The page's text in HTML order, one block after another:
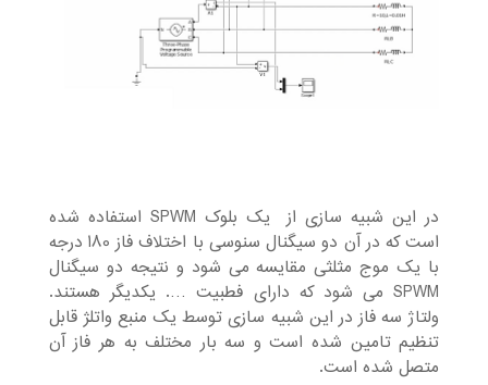
در این شبیه سازی از یک بلوک SPWM استفاده شده
است که در آن دو سیگنال سنوسی با اختلاف فاز 180 درجه
با یک موج مثلثی مقایسه می شود و نتیجه دو سیگنال
SPWM می شود که دارای فطبیت …. یکدیگر هستند.
ولتاژ سه فاز در این شبیه سازی توسط یک منبع واتلژ قابل
تنظیم تامین شده است و سه بار مختلف به هر فاز آن
متصل شده است.